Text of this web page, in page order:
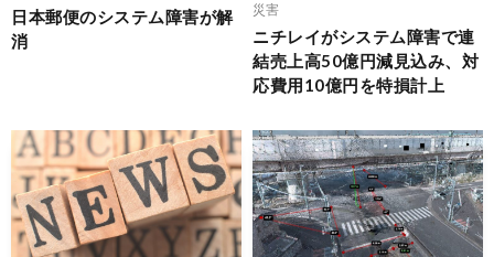
日本郵便のシステム障害が解
消
災害
ニチレイがシステム障害で連
結売上高50億円減見込み、対
応費用10億円を特損計上